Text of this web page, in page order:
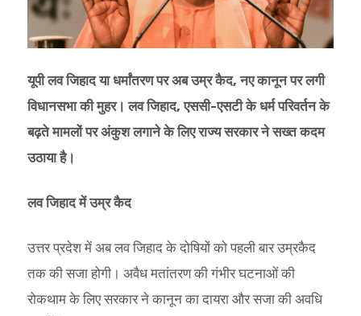
यूपी लव जिहाद या धर्मांतरण पर अब उम्र कैद, नए कानून पर लगी
विधानसभा की मुहर। लव जिहाद, एससी-एसटी के धर्म परिवर्तन के
बढ़ते मामलों पर अंकुश लगाने के लिए राज्य सरकार ने सख्त कदम
उठाया है।
लव जिहाद में उम्र कैद
उत्तर प्रदेश में अब लव जिहाद के दोषियों को पहली बार उम्रकैद
तक की सजा होगी। अवैध मतांतरण की गंभीर घटनाओं की
रोकथाम के लिए सरकार ने कानून का दायरा और सजा की अवधि